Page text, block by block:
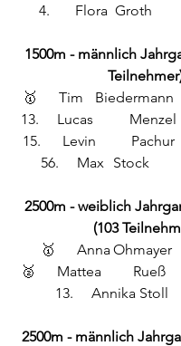
1500m - männlich
2500m - weiblich
(103
2500m - männlich